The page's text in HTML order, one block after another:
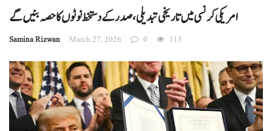
امریکی کرنسی میں تاریخی تبدیلی، صدر کے دستخط نوٹوں کا حصہ بنیں گے
Samina Rizwan March 27, 2026 0 115